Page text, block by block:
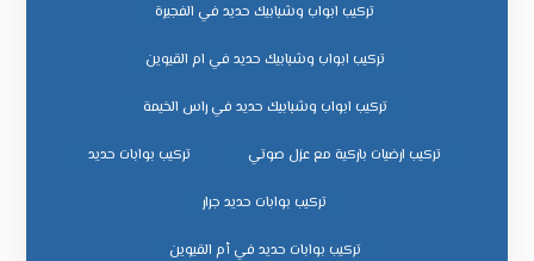
تركيب ابواب وشبابيك حديد في الفجيرة
تركيب ابواب وشبابيك حديد في ام القيوين
تركيب ابواب وشبابيك حديد في راس الخيمة
تركيب ارضيات باركية مع عزل صوتي تركيب بوابات حديد
تركيب بوابات حديد جرار
تركيب بوابات حديد في أم القيوين